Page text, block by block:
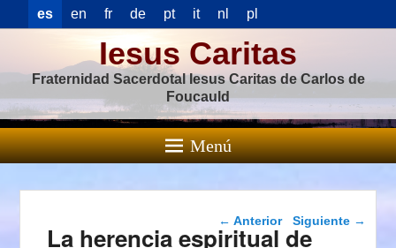
es en fr de pt it nl pl
Iesus Caritas
Fraternidad Sacerdotal Iesus Caritas de Carlos de
Foucauld
Menú
Navegación de
entradas
← Anterior Siguiente →
La herencia espiritual de